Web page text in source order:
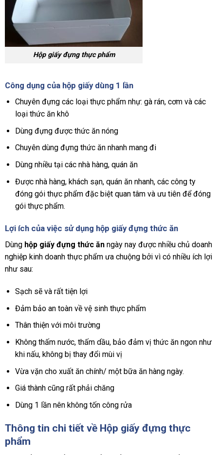
Hộp giấy đựng thực phẩm
Công dụng của hộp giấy dùng 1 lần
Chuyên đựng các loại thực phẩm nhự: gà rán, cơm và các
loại thức ăn khô
Dùng đựng được thức ăn nóng
Chuyên dùng đựng thức ăn nhanh mang đi
Dùng nhiều tại các nhà hàng, quán ăn
Được nhà hàng, khách sạn, quán ăn nhanh, các công ty
đóng gói thực phẩm đặc biệt quan tâm và ưu tiên để đóng
gói thực phẩm.
Lợi ích của việc sử dụng hộp giấy đựng thức ăn
Dùng hộp giấy đựng thức ăn ngày nay được nhiều chủ doanh
nghiệp kinh doanh thực phẩm ưa chuộng bởi vì có nhiều ích lợi
như sau:
Sạch sẽ và rất tiện lợi
Đảm bảo an toàn về vệ sinh thực phẩm
Thân thiện với môi trường
Không thấm nước, thấm dầu, bảo đảm vị thức ăn ngon như
khi nấu, không bị thay đổi mùi vị
Vừa vặn cho xuất ăn chính/ một bữa ăn hàng ngày.
Giá thành cũng rất phải chăng
Dùng 1 lần nên không tốn công rửa
Thông tin chi tiết về Hộp giấy đựng thực
phẩm